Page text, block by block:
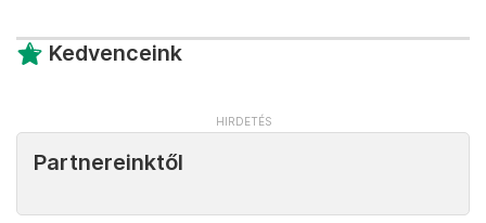
Kedvenceink
Partnereinktől